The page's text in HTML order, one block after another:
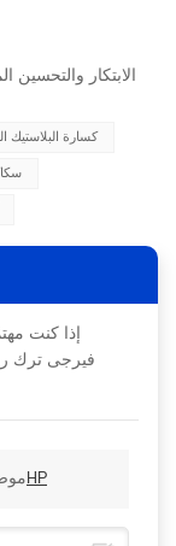
الابتكار
كسارة البلاستيك
إذا كنت
فيرجى ترك
آلة كسارة البلاستيك التقطيع الصغيرة 3HP